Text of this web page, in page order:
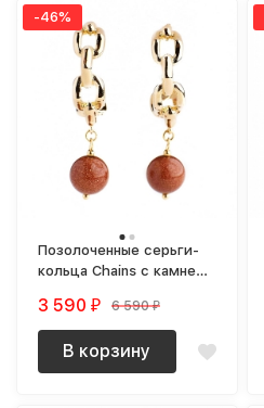
-46%
Позолоченные серьги-
кольца Chains с камнем
3 590 ₽ 6 590 ₽
В корзину